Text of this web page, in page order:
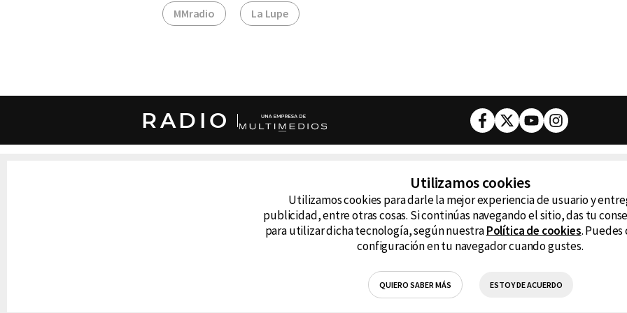
MMradio La Lupe
RADIO Facebook
TwitterYoutubeInstagram
cualquier medio electrónico o magnético.
D99
La Caliente
RG Deportiva
Utilizamos cookies
Utilizamos cookies para darle la mejor experiencia de usuario y
publicidad, entre otras cosas. Si continúas navegando el sitio, das tu
para utilizar dicha tecnología, según nuestraPolítica de cookies. Puedes
configuración en tu navegador cuando gustes.
QUIERO SABER MÁS ESTOY DE ACUERDO